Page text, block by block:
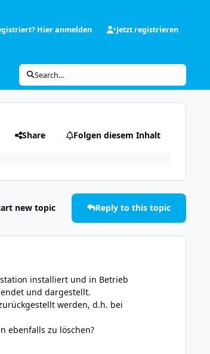
Hier anmelden Jetzt registrieren
Search...
Share Folgen diesem Inhalt
new topic Reply to this topic
installiert und in Betrieb
und dargestellt.
werden, d.h. bei
ebenfalls zu löschen?